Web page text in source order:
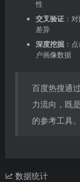
性
交叉验证 ：
差异
深度挖掘 ：
户画像数据
百度热搜通
力流向，既
的参考工具。
数据统计